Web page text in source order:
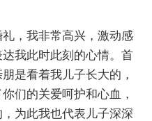
，我非常高兴，激动感
我此时此刻的心情。首
是看着我儿子长大的，
们的关爱呵护和心血，
为此我也代表儿子深深